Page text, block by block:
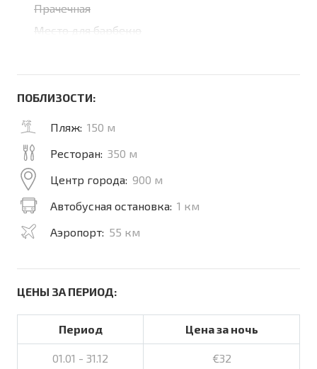
Прачечная
Место для барбекю
ПОБЛИЗОСТИ:
Пляж: 150 м
Ресторан: 350 м
Центр города: 900 м
Автобусная остановка: 1 км
Аэропорт: 55 км
ЦЕНЫ ЗА ПЕРИОД:
Период Цена за ночь
01.01 - 31.12 €32